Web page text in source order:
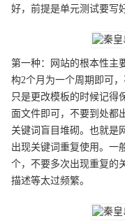
好，前提是单元测试要写
第一种：网站的根本性主
构2个月为一个周期即可
只是更改模板的时候记得
面文件即可，不要到处都
关键词盲目堆砌。也就是
出现关键词重复使用。一
个，不要多次出现重复的
描述等太过频繁。